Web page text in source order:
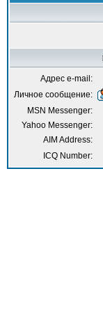
Адрес e-mail:
Личное сообщение:
MSN Messenger:
Yahoo Messenger:
AIM Address:
ICQ Number: